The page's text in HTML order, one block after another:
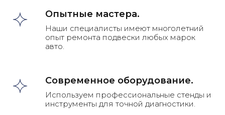
Опытные мастера.
Наши специалисты имеют многолетний
опыт ремонта подвески любых марок
авто.
Современное оборудование.
Используем профессиональные стенды и
инструменты для точной диагностики.
Примеры наших работ